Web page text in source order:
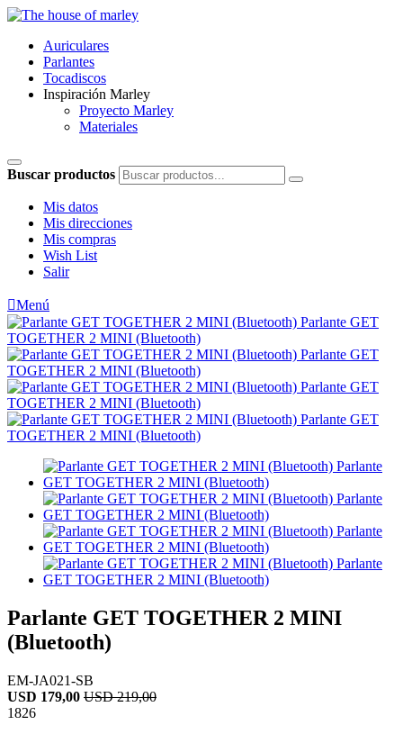
Auriculares
Parlantes
Tocadiscos
Inspiración Marley
Proyecto Marley
Materiales
Buscar productos
Mis datos
Mis direcciones
Mis compras
Wish List
Salir
Menú
Parlante GET TOGETHER 2 MINI
(Bluetooth)
EM-JA021-SB
USD 179,00 USD 219,00
1826